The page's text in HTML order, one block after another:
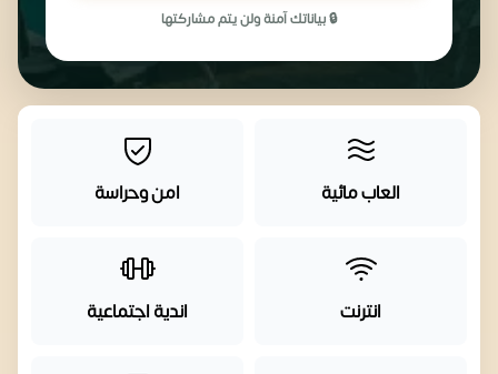
🔒 بياناتك آمنة ولن يتم مشاركتها
العاب مائية امن وحراسة
انترنت اندية اجتماعية